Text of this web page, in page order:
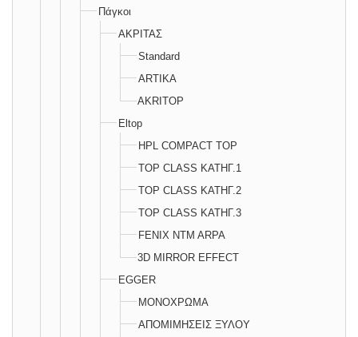
Πάγκοι
AΚΡΙΤΑΣ
Standard
ARTIKA
AKRITOP
Eltop
HPL COMPACT TOP
TOP CLASS ΚΑΤΗΓ.1
TOP CLASS ΚΑΤΗΓ.2
TOP CLASS ΚΑΤΗΓ.3
FENIX NTM ARPA
3D MIRROR EFFECT
EGGER
ΜΟΝΟΧΡΩΜΑ
ΑΠΟΜΙΜΗΣΕΙΣ ΞΥΛΟΥ